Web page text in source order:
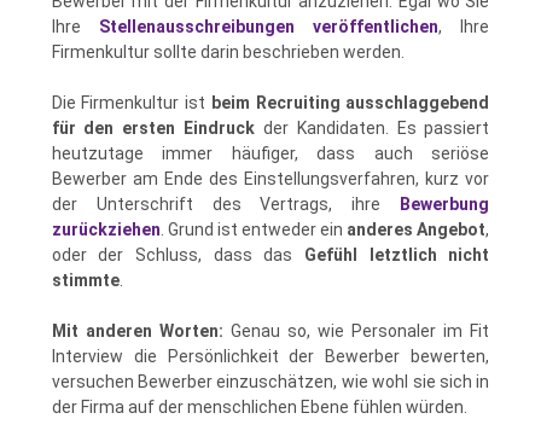
Ihre Stellenausschreibungen veröffentlichen, Ihre
Firmenkultur sollte darin beschrieben werden.
Die Firmenkultur ist beim Recruiting ausschlaggebend
für den ersten Eindruck der Kandidaten. Es passiert
heutzutage immer häufiger, dass auch seriöse
Bewerber am Ende des Einstellungsverfahren, kurz vor
der Unterschrift des Vertrags, ihre Bewerbung
zurückziehen . Grund ist entweder ein anderes Angebot,
oder der Schluss, dass das Gefühl letztlich nicht
stimmte.
Mit anderen Worten: Genau so, wie Personaler im Fit
Interview die Persönlichkeit der Bewerber bewerten,
versuchen Bewerber einzuschätzen, wie wohl sie sich in
der Firma auf der menschlichen Ebene fühlen würden.